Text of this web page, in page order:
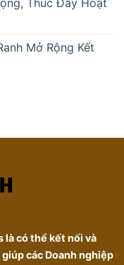
Thúc Đẩy Hoạt
Mở Rộng Kết
là có thể kết nối và
các Doanh nghiệp